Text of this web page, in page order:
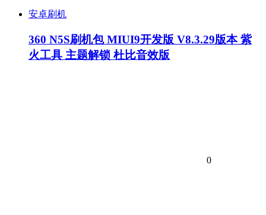
安卓刷机
360 N5S刷机包 MIUI9开发版 V8.3.29版本 紫
火工具 主题解锁 杜比音效版
0